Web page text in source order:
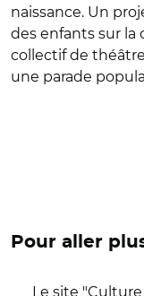
naissance. Un
des enfants sur la
collectif de
une parade
Pour aller
Le site "Culture